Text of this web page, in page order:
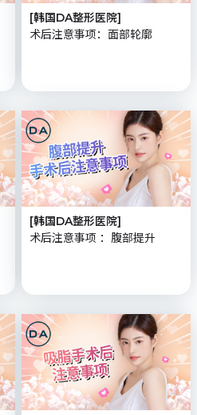
[韩国DA整形医院]
术后注意事项：面部轮廓
[韩国DA整形医院]
术后注意事项 ：腹部提升